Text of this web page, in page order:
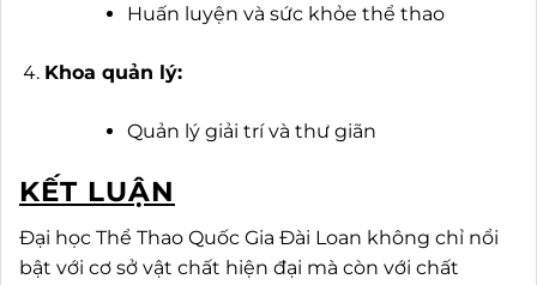
Huấn luyện và sức khỏe thể thao
Khoa quản lý:
Quản lý giải trí và thư giãn
KẾT LUẬN
Đại học Thể Thao Quốc Gia Đài Loan không chỉ nổi
bật với cơ sở vật chất hiện đại mà còn với chất